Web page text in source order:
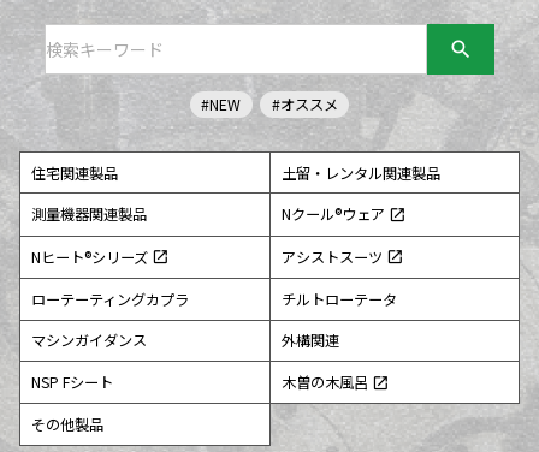
search
#NEW #オススメ
住宅関連製品
土留・レンタル関連製品
測量機器関連製品
Nクール®ウェア open_in_new
Nヒート®シリーズ open_in_new アシストスーツ open_in_new
ローテーティングカプラ
チルトローテータ
マシンガイダンス
外構関連
NSP Fシート
木曽の木風呂 open_in_new
その他製品